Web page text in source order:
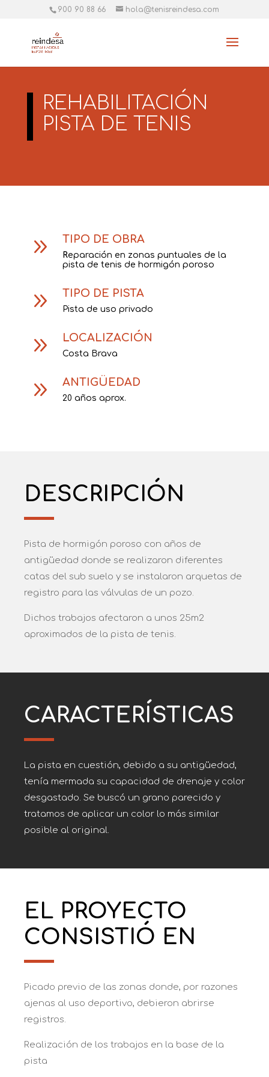
900 90 88 66 hola@tenisreindesa.com
REHABILITACIÓN
PISTA DE TENIS
9 TIPO DE OBRA
Reparación en zonas puntuales de la
pista de tenis de hormigón poroso
9 TIPO DE PISTA
Pista de uso privado
9 LOCALIZACIÓN
Costa Brava
9 ANTIGÜEDAD
20 años aprox.
DESCRIPCIÓN
Pista de hormigón poroso con años de
antigüedad donde se realizaron diferentes
catas del sub suelo y se instalaron arquetas de
registro para las válvulas de un pozo.
Dichos trabajos afectaron a unos 25m2
aproximados de la pista de tenis.
CARACTERÍSTICAS
La pista en cuestión, debido a su antigüedad,
tenía mermada su capacidad de drenaje y color
desgastado. Se buscó un grano parecido y
tratamos de aplicar un color lo más similar
posible al original.
EL PROYECTO
CONSISTIÓ EN
Picado previo de las zonas donde, por razones
ajenas al uso deportivo, debieron abrirse
registros.
Realización de los trabajos en la base de la
pista